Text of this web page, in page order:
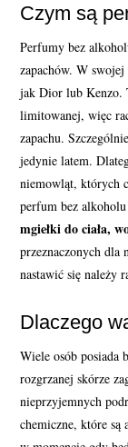
Czym są
Perfumy bez
zapachów. W
jak Dior lub Kenzo.
limitowanej, więc
zapachu.
jedynie latem.
niemowląt, których
perfum bez
mgiełki do ciała,
przeznaczonych dla
nastawić się należy
Dlaczego
Wiele osób posiada
rozgrzanej skórze
nieprzyjemnych
chemiczne, które są